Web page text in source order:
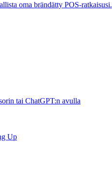
oma brändätty POS-ratkaisusi.
tai ChatGPT:n avulla
Up